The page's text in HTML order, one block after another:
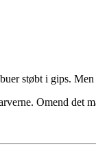
støbt i gips.
Omend det